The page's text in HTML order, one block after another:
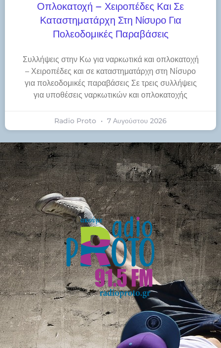
Οπλοκατοχή – Χειροπέδες Και Σε
Καταστηματάρχη Στη Νίσυρο Για
Πολεοδομικές Παραβάσεις
Συλλήψεις στην Κω για ναρκωτικά και οπλοκατοχή
– Χειροπέδες και σε καταστηματάρχη στη Νίσυρο
για πολεοδομικές παραβάσεις Σε τρεις συλλήψεις
για υποθέσεις ναρκωτικών και οπλοκατοχής
Radio Proto 7 Αυγούστου 2026